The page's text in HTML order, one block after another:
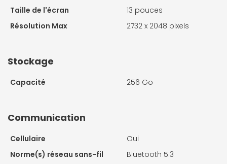
Taille de l'écran
13 pouces
Résolution Max
2732 x 2048 pixels
Stockage
Capacité 256 Go
Communication
Cellulaire
Oui
Norme(s) réseau sans-fil
Bluetooth 5.3